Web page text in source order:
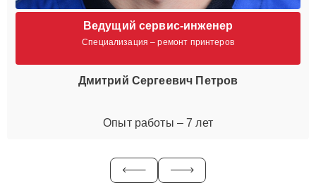
Ведущий сервис-инженер
Специализация – ремонт принтеров
Дмитрий Сергеевич Петров
Опыт работы – 7 лет